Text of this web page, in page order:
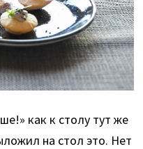
как к столу тут же
на стол это. Нет